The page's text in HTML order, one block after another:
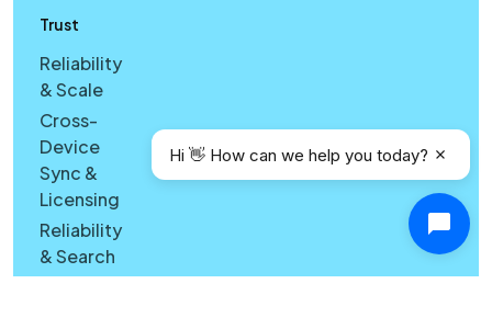
Trust
Reliability
& Scale
Cross-
Device
Sync &
Licensing
Reliability
& Search
Quality
Hi 👋 How can we help you today?